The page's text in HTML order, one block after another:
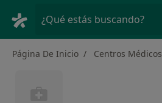
¿Qué estás buscando?
Página De Inicio Centros Médicos